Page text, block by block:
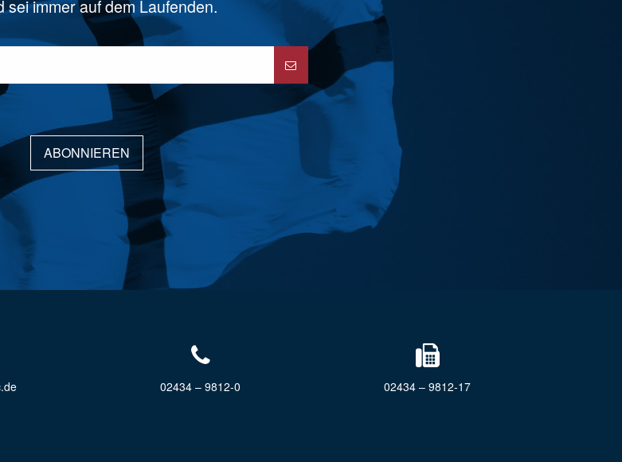
sei immer auf dem Laufenden.
ABONNIEREN
02434 – 9812-0 02434 – 9812-17